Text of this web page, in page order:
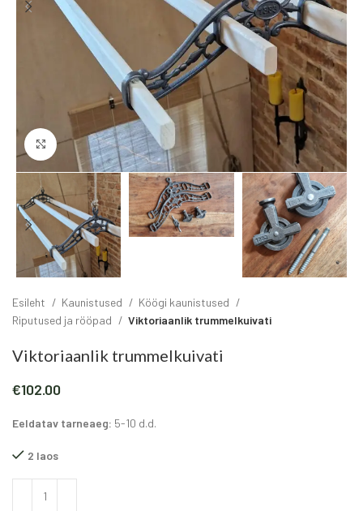
Click to enlarge
Esileht Kaunistused
Köögi kaunistused
Riputused ja rööpad
Viktoriaanlik trummelkuivati
Viktoriaanlik trummelkuivati
€102.00
Eeldatav tarneaeg: 5-10 d.d.
2 laos